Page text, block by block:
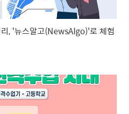
, '뉴스알고(NewsAlgo)'로 체험